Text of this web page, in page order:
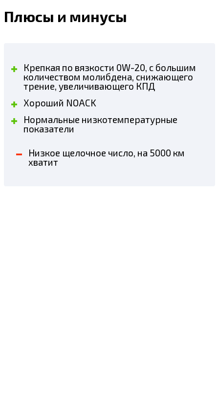
Плюсы и минусы
Крепкая по вязкости 0W-20, с большим
количеством молибдена, снижающего
трение, увеличивающего КПД
Хороший NOACK
Нормальные низкотемпературные
показатели
Низкое щелочное число, на 5000 км
хватит